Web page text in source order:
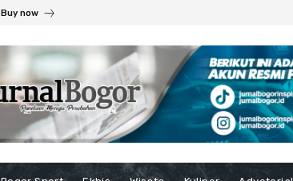
Buy now